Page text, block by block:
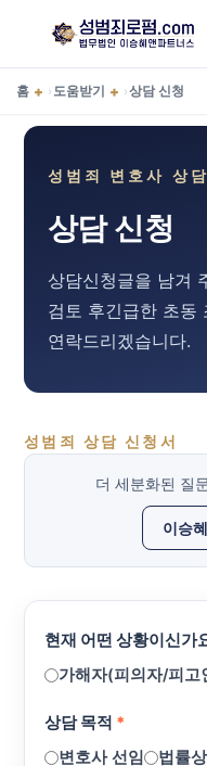
홈 + › 도움받기 + ›상담 신청
성범죄 변호사 상
상담 신청
상담신청글을 남겨
검토 후긴급한 초동
연락드리겠습니다.
성범죄 상담 신청서
더 세분화된 질
이승
현재 어떤 상황이신가
가해자(피의자/피고
상담 목적 *
변호사 선임
법률